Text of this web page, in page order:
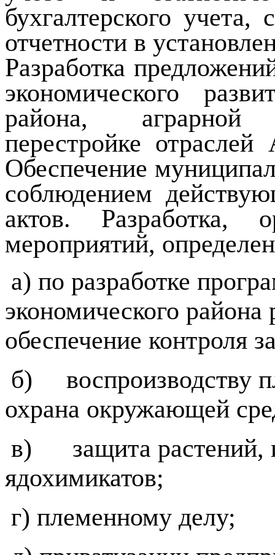
бухгалтерского учета,
отчетности в
Разработка
экономического
района, аграрной
перестройке
Обеспечение
соблюдением
актов. Разработка,
мероприятий,
а) по разработке
экономического района
обеспечение контроля
б)
воспроизводству
охрана окружающей
в)
защита
ядохимикатов;
г) племенному делу;